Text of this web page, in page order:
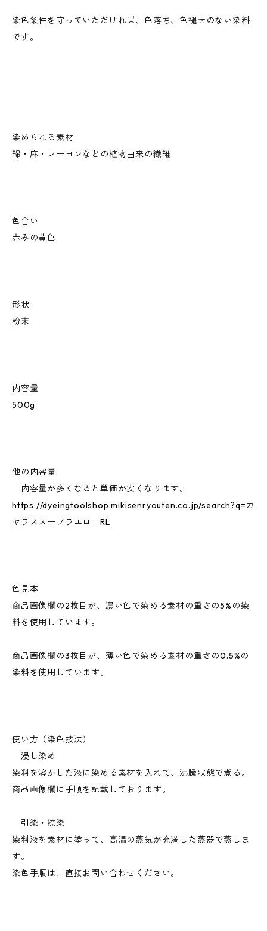
染色条件を守っていただければ、色落ち、色褪せのない染料
です。
染められる素材
綿・麻・レーヨンなどの植物由来の繊維
色合い
赤みの黄色
形状
粉末
内容量
500g
他の内容量
内容量が多くなると単価が安くなります。
https://dyeingtoolshop.mikisenryouten.co.jp/search?q=カ
ヤラススープラエロ―RL
色見本
商品画像欄の2枚目が、濃い色で染める素材の重さの5%の染
料を使用しています。
商品画像欄の3枚目が、薄い色で染める素材の重さの0.5%の
染料を使用しています。
使い方（染色技法）
浸し染め
染料を溶かした液に染める素材を入れて、沸騰状態で煮る。
商品画像欄に手順を記載しております。
引染・捺染
染料液を素材に塗って、高温の蒸気が充満した蒸器で蒸しま
す。
染色手順は、直接お問い合わせください。